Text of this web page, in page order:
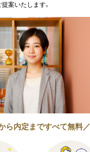
案いたします。
ら内定まですべて無料／